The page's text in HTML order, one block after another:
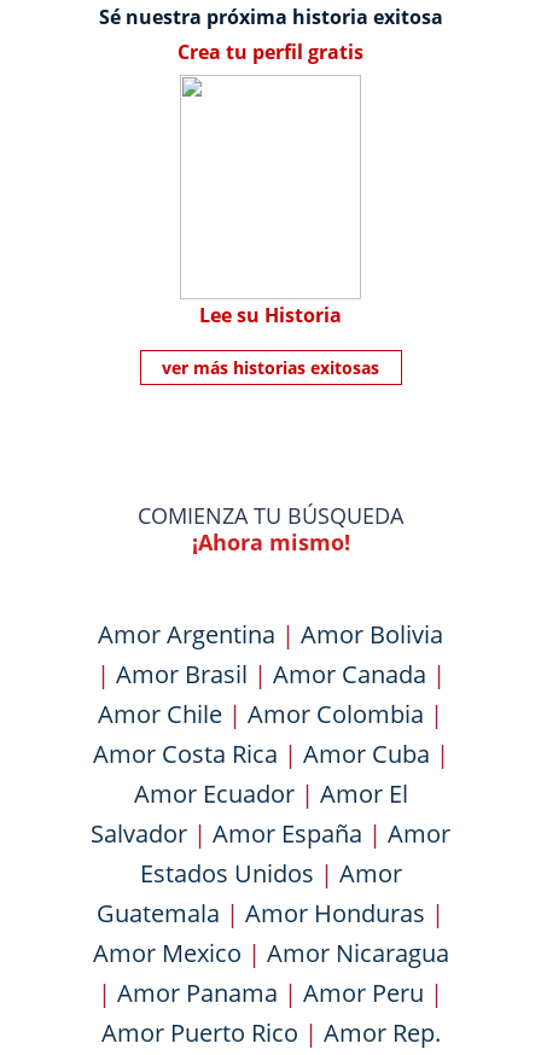
Sé nuestra próxima historia exitosa
Crea tu perfil gratis
Lee su Historia
ver más historias exitosas
COMIENZA TU BÚSQUEDA
¡Ahora mismo!
Amor Argentina | Amor Bolivia
| Amor Brasil | Amor Canada |
Amor Chile | Amor Colombia |
Amor Costa Rica | Amor Cuba |
Amor Ecuador| Amor El
Salvador | Amor España | Amor
Estados Unidos | Amor
Guatemala | Amor Honduras |
Amor Mexico | Amor Nicaragua
| Amor Panama | Amor Peru |
Amor Puerto Rico | Amor Rep.